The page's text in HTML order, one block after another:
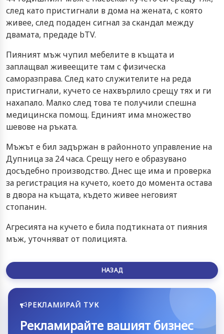
след като пристигнали в дома на жената, с която
живее, след подаден сигнал за скандал между
двамата, предаде bTV.
Пияният мъж чупил мебелите в къщата и
заплащвал живеещите там с физическа
саморазправа. След като служителите на реда
пристигнали, кучето се нахвърлило срещу тях и ги
нахапало. Малко след това те получили спешна
медицинска помощ. Единият има множество
шевове на ръката.
Мъжът е бил задържан в районното управление на
Дупница за 24 часа. Срещу него е образувано
досъдебно производство. Днес ще има и проверка
за регистрация на кучето, което до момента остава
в двора на къщата, където живее неговият
стопанин.
Агресията на кучето е била подтикната от пияния
мъж, уточняват от полицията.
НАЗАД
РЕКЛАМИРАЙ ТУК
Рекламирайте вашият бизнес